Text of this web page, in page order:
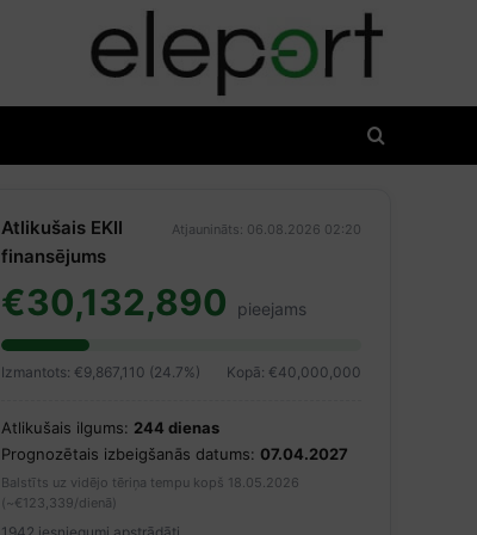
Atlikušais EKII
finansējums
Atjaunināts: 06.08.2026 02:20
€30,132,890 pieejams
Izmantots: €9,867,110 (24.7%) Kopā: €40,000,000
Atlikušais ilgums: 244 dienas
Prognozētais izbeigšanās datums: 07.04.2027
Balstīts uz vidējo tēriņa tempu kopš 18.05.2026
(~€123,339/dienā)